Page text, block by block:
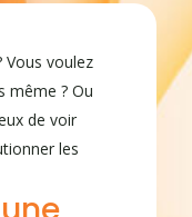
Vous voulez
même ? Ou
de voir
les